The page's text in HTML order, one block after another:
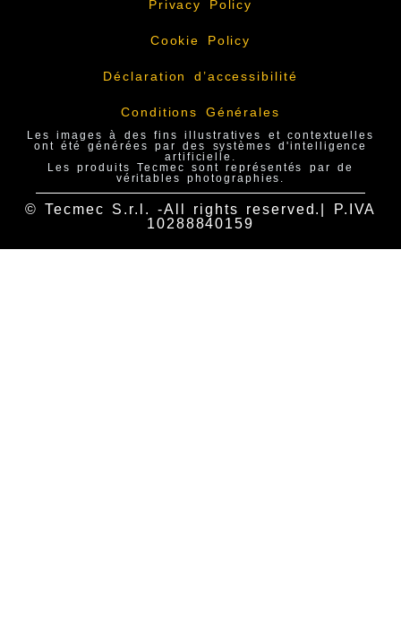
Privacy Policy
Cookie Policy
Déclaration d’accessibilité
Conditions Générales
Les images à des fins illustratives et contextuelles
ont été générées par des systèmes d'intelligence
artificielle.
Les produits Tecmec sont représentés par de
véritables photographies.
© Tecmec S.r.l. -All rights reserved.| P.IVA
10288840159